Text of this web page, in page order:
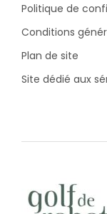
Politique de
Conditions
Plan de site
Site dédié aux